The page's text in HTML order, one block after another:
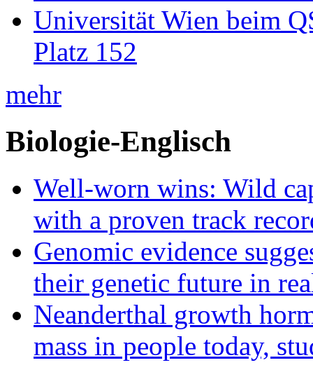
Universität Wien beim
Platz 152
mehr
Biologie-Englisch
Well-worn wins: Wild
with a proven track
Genomic evidence
their genetic future in
Neanderthal growth
mass in people today,